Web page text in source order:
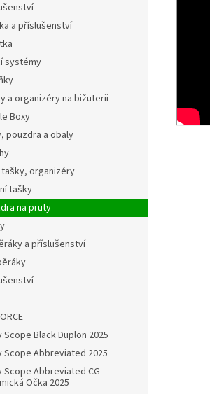
a příslušenství
systémy
a organizéry na bižuterii
Boxy
pouzdra a obaly
tašky, organizéry
tašky
na pruty
a příslušenství
Scope Black Duplon 2025
Scope Abbreviated 2025
Scope Abbreviated CG
Očka 2025